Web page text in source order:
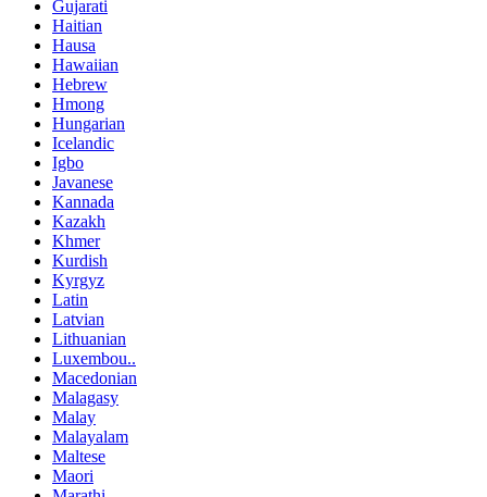
Gujarati
Haitian
Hausa
Hawaiian
Hebrew
Hmong
Hungarian
Icelandic
Igbo
Javanese
Kannada
Kazakh
Khmer
Kurdish
Kyrgyz
Latin
Latvian
Lithuanian
Luxembou..
Macedonian
Malagasy
Malay
Malayalam
Maltese
Maori